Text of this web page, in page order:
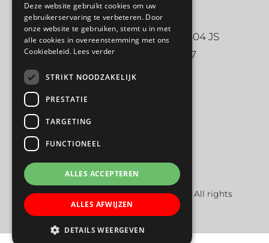
De Ark | Aalbersestraat 2 | 3404 JS
IJsselstein | 030-6880997
© Copyright 2021 - 2026KBS De Ark
· All rights
reserved
Deze website gebruikt cookies om uw
gebruikerservaring te verbeteren. Door
onze website te gebruiken, stemt u in met
alle cookies in overeenstemming met ons
Cookiebeleid. Lees verder
STRIKT NOODZAKELIJK
PRESTATIE
TARGETING
FUNCTIONEEL
ALLES ACCEPTEREN
ALLES AFWIJZEN
DETAILS WEERGEVEN